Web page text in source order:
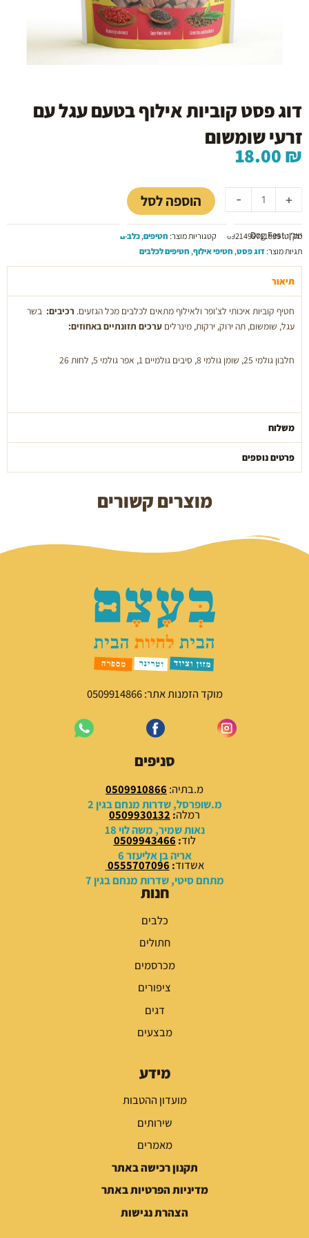
דוג פסט קוביות אילוף בטעם עגל עם
זרעי שומשום
18.00₪
-
של
דוג
קוביות
אילוף
בטעם
עם
זרעי
שומשום
+ הוספה לסל
יצרן: Dog Fest
מק"ט:6921499711939 קטגוריות מוצר: חטיפים,כלבים
תגיות מוצר:דוג פסט, חטיפי אילוף, חטיפים לכלבים
תיאור
חטיף קוביות איכותי לצ'ופר ולאילוף מתאים לכלבים מכל הגזעים. רכיבים: בשר
עגל, שומשום, תה ירוק, ירקות, מינרלים ערכים תזונתיים באחוזים:
חלבון גולמי 25, שומן גולמי 8, סיבים גולמיים 1, אפר גולמי 5, לחות 26
משלוח
פרטים נוספים
מוצרים קשורים
מוקד הזמנות אתר: 0509914866
סניפים
מ.בתיה: 0509910866
מ.שופרסל, שדרות מנחם בגין 2
רמלה:
0509930132
נאות שמיר, משה לוי 18
לוד:
0509943466
אריה בן אליעזר 6
אשדוד:
0555707096
מתחם סיטי, שדרות מנחם בגין 7
חנות
כלבים
חתולים
מכרסמים
ציפורים
דגים
מבצעים
מידע
מועדון ההטבות
שירותים
מאמרים
תקנון רכישה באתר
מדיניות הפרטיות באתר
הצהרת נגישות